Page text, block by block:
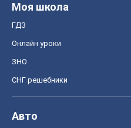
Моя школа
ГДЗ
Онлайн уроки
ЗНО
СНГ решебники
Авто